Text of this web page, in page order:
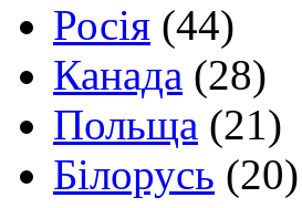
Росія (44)
Канада (28)
Польща (21)
Білорусь (20)